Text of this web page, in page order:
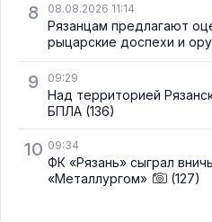
8 08.08.2026 11:14
Рязанцам предлагают
рыцарские доспехи и
9 09:29
Над территорией
БПЛА (136)
10 09:34
ФК «Рязань» сыграл
«Металлургом»
(127)